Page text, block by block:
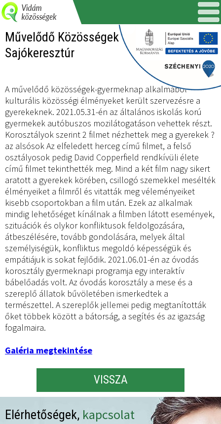
Művelődő Közösségek - Gyermeknap -
Sajókeresztúr
A művelődő közösségek-gyermeknap alkalmából
kulturális közösségi élményeket került szervezésre a
gyerekeknek. 2021.05.31-én az általános iskolás korú
gyermekek autóbuszos mozilátogatáson vehettek részt.
Korosztályok szerint 2 filmet nézhettek meg a gyerekek ?
az alsósok Az elfeledett herceg című filmet, a felső
osztályosok pedig David Copperfield rendkívüli élete
című filmet tekinthették meg. Mind a két film nagy sikert
aratott a gyerekek körében, csillogó szemekkel mesélték
élményeiket a filmről és vitatták meg véleményeiket
kisebb csoportokban a film után. Ezek az alkalmak
mindig lehetőséget kínálnak a filmben látott események,
szituációk és olykor konfliktusok feldolgozására,
átbeszélésére, tovább gondolására, melyek által
személyiségük, konfliktus megoldó képességük és
empátiájuk is sokat fejlődik. 2021.06.01-én az óvodás
korosztály gyermeknapi programja egy interaktív
bábelőadás volt. Az óvodás korosztály a mese és a
szereplő állatok bűvöletében ismerkedtek a
természettel. A szereplők jellemei pedig megtanították
őket többek között a bátorság, a segítés és az igazság
fogalmaira.
Galéria megtekintése
VISSZA
Elérhetőségek, kapcsolat